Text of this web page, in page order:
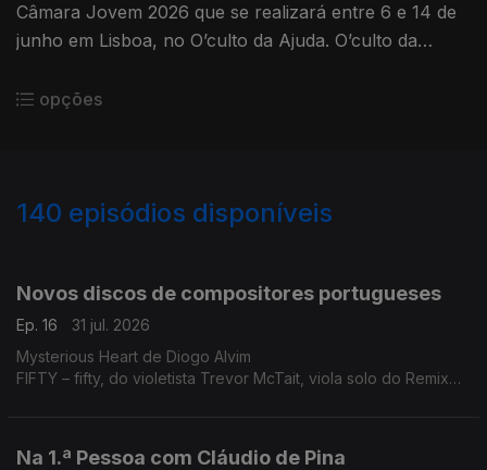
Câmara Jovem 2026 que se realizará entre 6 e 14 de
junho em Lisboa, no O’culto da Ajuda. O’culto da
opções
140 episódios disponíveis
Novos discos de compositores portugueses
Ep. 16
31 jul. 2026
Mysterious Heart de Diogo Alvim
FIFTY – fifty, do violetista Trevor McTait, viola solo do Remix
Na 1.ª Pessoa com Cláudio de Pina